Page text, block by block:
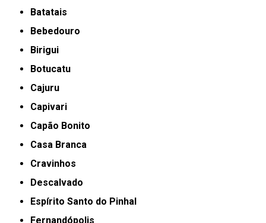
Batatais
Bebedouro
Birigui
Botucatu
Cajuru
Capivari
Capão Bonito
Casa Branca
Cravinhos
Descalvado
Espírito Santo do Pinhal
Fernandópolis